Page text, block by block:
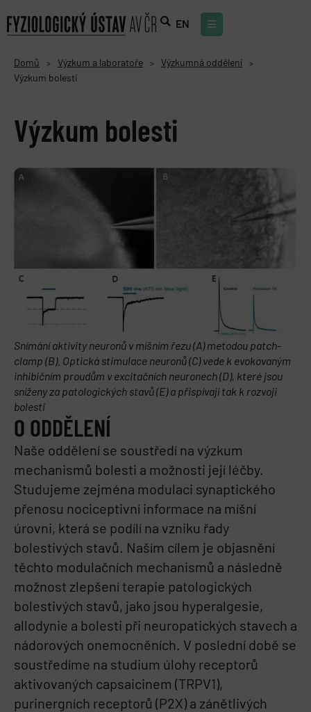
EN
Domů > Výzkum a laboratoře > Výzkumná oddělení >
Výzkum bolesti
Výzkum bolesti
Snímání aktivity neuronů v míšním řezu (A) metodou patch-
clamp (B). Optická stimulace neuronů (C) vede k evokovaným
inhibičním proudům v excitačních neuronech (D), které jsou
sníženy za patologických stavů (E) a přispívají tak k rozvoji
bolesti
O ODDĚLENÍ
Naše oddělení se soustředí na výzkum
mechanismů bolesti a možnosti její léčby.
Studujeme zejména modulaci synaptického
přenosu nociceptivní informace na míšní
úrovni, která se podílí na vzniku řady
bolestivých stavů. Naším cílem je objasnění
těchto modulačních mechanismů a následně
možnost zlepšení terapie patologických
bolestivých stavů, jako jsou hyperalgesie,
allodynie a bolesti při neuropatických stavech a
nádorových onemocněních. V poslední době se
soustředíme na studium úlohy receptorů
aktivovaných capsaicinem (TRPV1),
purinergních receptorů (P2X) a zánětlivých